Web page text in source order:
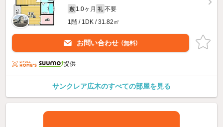
敷 1.0ヶ月 礼 不要
1階 / 1DK / 31.82㎡
お問い合わせ （無料）
提供
サンクレア広木のすべての部屋を見る